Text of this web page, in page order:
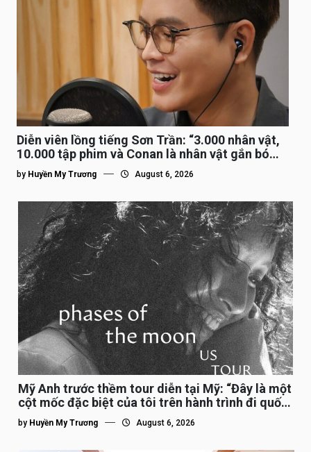
Diễn viên lồng tiếng Sơn Trần: “3.000 nhân vật,
10.000 tập phim và Conan là nhân vật gắn bó
lâu nhất”
by Huyền My Trương August 6, 2026
Mỹ Anh trước thềm tour diễn tại Mỹ: “Đây là một
cột mốc đặc biệt của tôi trên hành trình đi quốc
tế”
by Huyền My Trương August 6, 2026